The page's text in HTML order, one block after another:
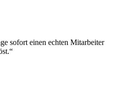
sofort einen echten Mitarbeiter